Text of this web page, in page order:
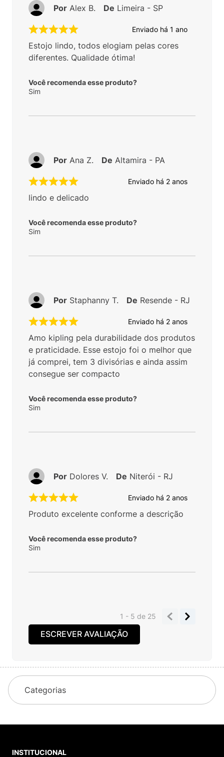
Enviado há 1 ano
Estojo lindo, todos elogiam pelas cores
diferentes. Qualidade ótima!
Você recomenda esse produto?
Sim
Por Alex B. De Limeira - SP
Enviado há 2 anos
lindo e delicado
Você recomenda esse produto?
Sim
Por Ana Z. De Altamira - PA
Enviado há 2 anos
Amo kipling pela durabilidade dos produtos
e praticidade. Esse estojo foi o melhor que
já comprei, tem 3 divisórias e ainda assim
consegue ser compacto
Você recomenda esse produto?
Sim
Por Staphanny T. De Resende - RJ
Enviado há 2 anos
Produto excelente conforme a descrição
Você recomenda esse produto?
Sim
Por Dolores V. De Niterói - RJ
1 - 5de 25
ESCREVER AVALIAÇÃO
Categorias
INSTITUCIONAL